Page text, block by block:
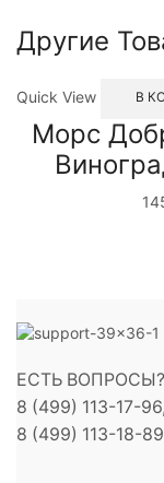
Другие
Quick View В
Морс
ЕСТЬ
8 (499) 113-17-
8 (499) 113-18-89